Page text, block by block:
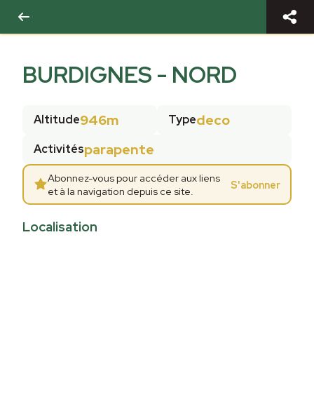
BURDIGNES - NORD
Altitude946m Typedeco
Activitésparapente
Abonnez-vous pour accéder aux liens
et à la navigation depuis ce site.
S'abonner
Localisation